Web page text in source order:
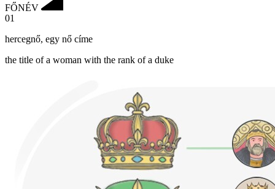
FŐNÉV
01
hercegnő, egy nő címe
the title of a woman with the rank of a duke